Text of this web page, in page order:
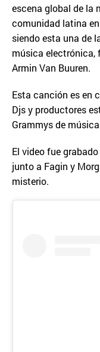
escena global de la
comunidad latina
siendo esta una de
música electrónica,
Armin Van Buuren.
Esta canción es en
Djs y productores
Grammys de
El video fue
junto a Fagin y
misterio.